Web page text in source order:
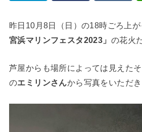
昨日10月8日（日）の18時ごろ上
宮浜マリンフェスタ2023」 の花火
芦屋からも場所によっては見えた
のエミリンさんから写真をいただき